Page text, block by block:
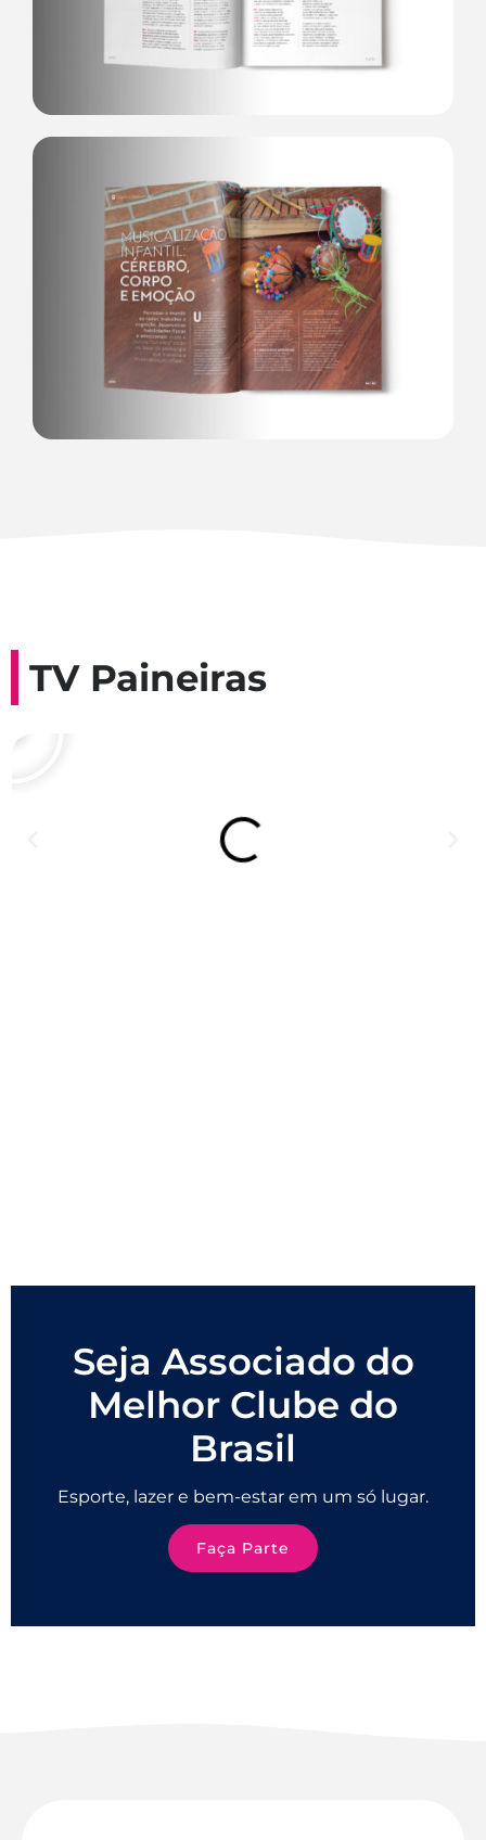
TV Paineiras
Seja Associado do
Melhor Clube do
Brasil
Esporte, lazer e bem-estar em um só lugar.
Faça Parte